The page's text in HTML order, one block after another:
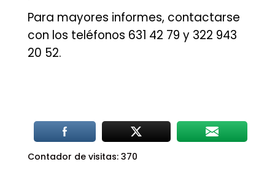
Para mayores informes, contactarse
con los teléfonos 631 42 79 y 322 943
20 52.
Contador de visitas: 370